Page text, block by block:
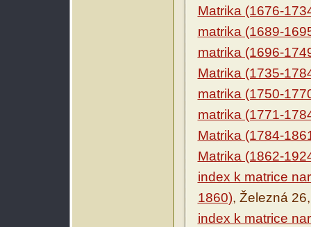
Matrika (1676-
matrika (1689-
matrika (1696-
Matrika (1735-
matrika (1750-
matrika (1771-
Matrika (1784-
Matrika (1862-
index k matrice
1860), Železná
index k matrice